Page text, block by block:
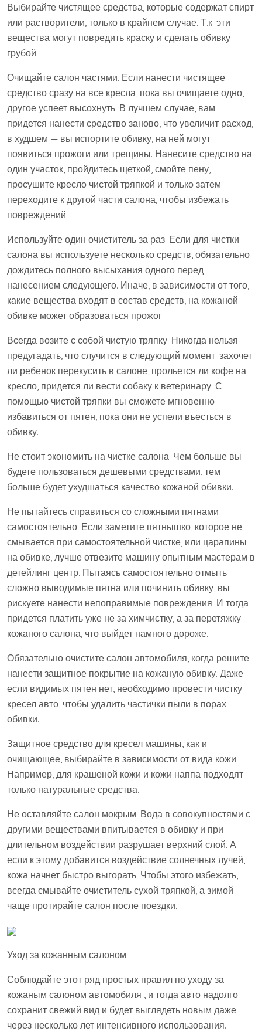
Выбирайте чистящее средства, которые содержат спирт
или растворители, только в крайнем случае. Т.к. эти
вещества могут повредить краску и сделать обивку
грубой.
Очищайте салон частями. Если нанести чистящее
средство сразу на все кресла, пока вы очищаете одно,
другое успеет высохнуть. В лучшем случае, вам
придется нанести средство заново, что увеличит расход,
в худшем — вы испортите обивку, на ней могут
появиться прожоги или трещины. Нанесите средство на
один участок, пройдитесь щеткой, смойте пену,
просушите кресло чистой тряпкой и только затем
переходите к другой части салона, чтобы избежать
повреждений.
Используйте один очиститель за раз. Если для чистки
салона вы используете несколько средств, обязательно
дождитесь полного высыхания одного перед
нанесением следующего. Иначе, в зависимости от того,
какие вещества входят в состав средств, на кожаной
обивке может образоваться прожог.
Всегда возите с собой чистую тряпку. Никогда нельзя
предугадать, что случится в следующий момент: захочет
ли ребенок перекусить в салоне, прольется ли кофе на
кресло, придется ли вести собаку к ветеринару. С
помощью чистой тряпки вы сможете мгновенно
избавиться от пятен, пока они не успели въесться в
обивку.
Не стоит экономить на чистке салона. Чем больше вы
будете пользоваться дешевыми средствами, тем
больше будет ухудшаться качество кожаной обивки.
Не пытайтесь справиться со сложными пятнами
самостоятельно. Если заметите пятнышко, которое не
смывается при самостоятельной чистке, или царапины
на обивке, лучше отвезите машину опытным мастерам в
детейлинг центр. Пытаясь самостоятельно отмыть
сложно выводимые пятна или починить обивку, вы
рискуете нанести непоправимые повреждения. И тогда
придется платить уже не за химчистку, а за перетяжку
кожаного салона, что выйдет намного дороже.
Обязательно очистите салон автомобиля, когда решите
нанести защитное покрытие на кожаную обивку. Даже
если видимых пятен нет, необходимо провести чистку
кресел авто, чтобы удалить частички пыли в порах
обивки.
Защитное средство для кресел машины, как и
очищающее, выбирайте в зависимости от вида кожи.
Например, для крашеной кожи и кожи наппа подходят
только натуральные средства.
Не оставляйте салон мокрым. Вода в совокупностями с
другими веществами впитывается в обивку и при
длительном воздействии разрушает верхний слой. А
если к этому добавится воздействие солнечных лучей,
кожа начнет быстро выгорать. Чтобы этого избежать,
всегда смывайте очиститель сухой тряпкой, а зимой
чаще протирайте салон после поездки.
Уход за кожанным салоном
Соблюдайте этот ряд простых правил по уходу за
кожаным салоном автомобиля , и тогда авто надолго
сохранит свежий вид и будет выглядеть новым даже
через несколько лет интенсивного использования.